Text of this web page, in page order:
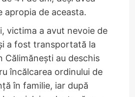
apropia de aceasta.
victima a avut nevoie de
a fost transportată la
Călimănești au deschis
încălcarea ordinului de
în familie, iar după